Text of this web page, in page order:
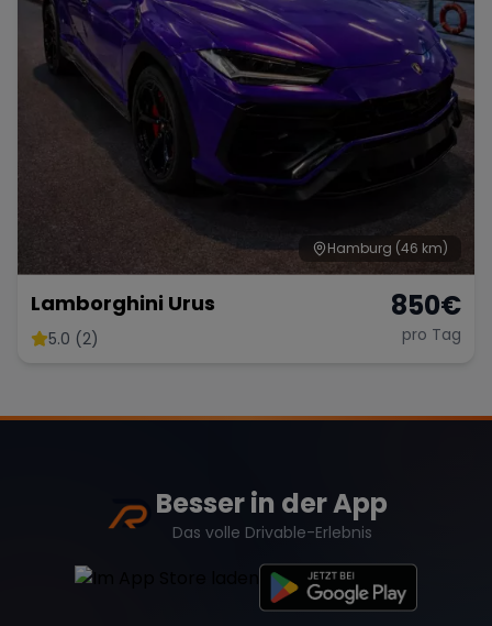
Hamburg (46 km)
Lamborghini Urus
5.0 (2)
850€
pro Tag
Besser in der App
Das volle Drivable-Erlebnis